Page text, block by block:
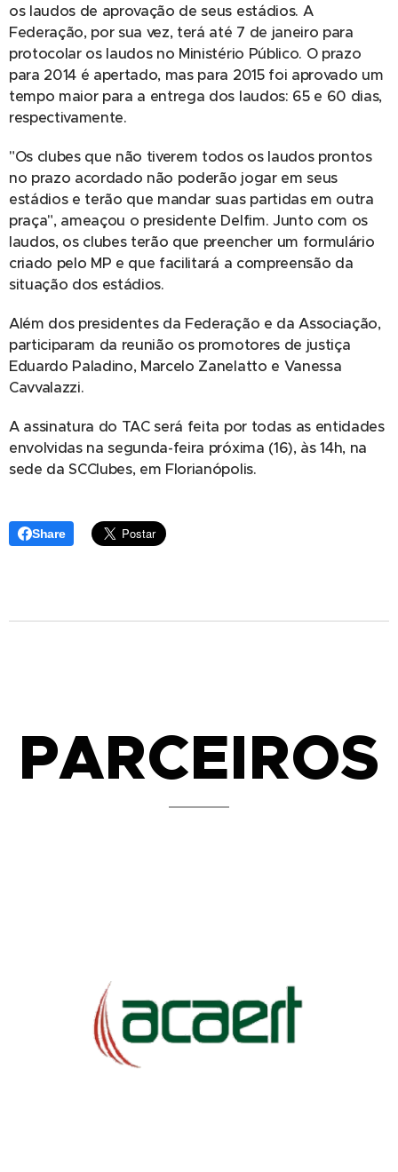
os laudos de aprovação de seus estádios. A
Federação, por sua vez, terá até 7 de janeiro para
protocolar os laudos no Ministério Público. O prazo
para 2014 é apertado, mas para 2015 foi aprovado um
tempo maior para a entrega dos laudos: 65 e 60 dias,
respectivamente.
"Os clubes que não tiverem todos os laudos prontos
no prazo acordado não poderão jogar em seus
estádios e terão que mandar suas partidas em outra
praça", ameaçou o presidente Delfim. Junto com os
laudos, os clubes terão que preencher um formulário
criado pelo MP e que facilitará a compreensão da
situação dos estádios.
Além dos presidentes da Federação e da Associação,
participaram da reunião os promotores de justiça
Eduardo Paladino, Marcelo Zanelatto e Vanessa
Cavvalazzi.
A assinatura do TAC será feita por todas as entidades
envolvidas na segunda-feira próxima (16), às 14h, na
sede da SCClubes, em Florianópolis.
Share
PARCEIROS